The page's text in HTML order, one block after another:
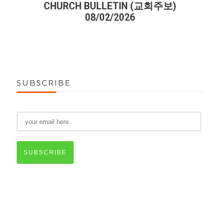
CHURCH BULLETIN (교회주보)
08/02/2026
SUBSCRIBE
SUBSCRIBE